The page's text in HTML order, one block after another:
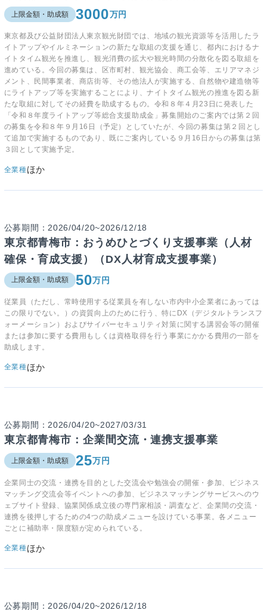
上限金額・助成額 3000万円
東京都及び公益財団法人東京観光財団では、地域の観光資源等を活用したラ
イトアップやイルミネーションの新たな取組の支援を通じ、都内におけるナ
イトタイム観光を推進し、観光消費の拡大や観光時間の分散化を図る取組を
進めている。今回の募集は、区市町村、観光協会、商工会等、エリアマネジ
メント、民間事業者、商店街等、その他法人が実施する、自然物や建造物等
にライトアップ等を実施することにより、ナイトタイム観光の推進を図る新
たな取組に対してその経費を助成するもの。令和８年４月23日に発表した
「令和８年度ライトアップ等総合支援助成金」募集開始のご案内では第２回
の募集を令和８年９月16日（予定）としていたが、今回の募集は第２回とし
て追加で実施するものであり、既にご案内している９月16日からの募集は第
３回として実施予定。
全業種ほか
公募期間：2026/04/20~2026/12/18
東京都青梅市：おうめひとづくり支援事業（人材
確保・育成支援）（DX人材育成支援事業）
上限金額・助成額 50万円
従業員（ただし、常時使用する従業員を有しない市内中小企業者にあっては
この限りでない。）の資質向上のために行う、特にDX（デジタルトランスフ
ォーメーション）およびサイバーセキュリティ対策に関する講習会等の開催
または参加に要する費用もしくは資格取得を行う事業にかかる費用の一部を
助成します。
全業種ほか
公募期間：2026/04/20~2027/03/31
東京都青梅市：企業間交流・連携支援事業
上限金額・助成額 25万円
企業同士の交流・連携を目的とした交流会や勉強会の開催・参加、ビジネス
マッチング交流会等イベントへの参加、ビジネスマッチングサービスへのウ
ェブサイト登録、協業関係成立後の専門家相談・調査など、企業間の交流・
連携を後押しするための4つの助成メニューを設けている事業。各メニュー
ごとに補助率・限度額が定められている。
全業種ほか
公募期間：2026/04/20~2026/12/18